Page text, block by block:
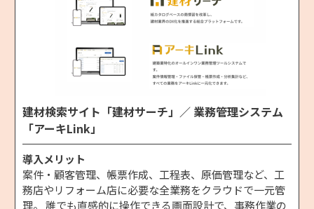
建材検索サイト「建材サーチ」／ 業務管理システム
「アーキLink」
導入メリット
案件・顧客管理、帳票作成、工程表、原価管理など、工
務店やリフォーム店に必要な全業務をクラウドで一元管
理。 誰でも直感的に操作できる画面設計で、事務作業の